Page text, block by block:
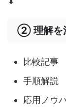
② 理解を
比較記事
手順解説
応用ノウ